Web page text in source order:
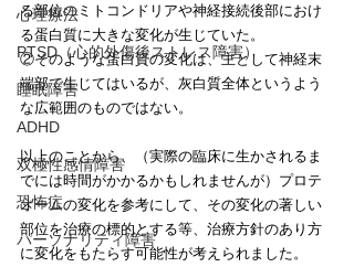
心理療法
PTSD（心的外傷後ストレス障害）
睡眠障害
ADHD
双極性感情障害
恐怖症
パーソナリティ障害
る部位のミトコンドリアや神経接続後部におけ
る蛋白質に大きな変化が生じていた。
②そのような蛋白質の変化は、主として神経末
端部で生じてはいるが、灰白質全体というよう
な広範囲のものではない。
以上のことから、（実際の臨床に生かされるま
でには時間がかかるかもしれませんが）プロテ
オームの変化を参考にして、その変化の著しい
部位を治療の標的とする等、治療方針のあり方
に変化をもたらす可能性が考えられました。